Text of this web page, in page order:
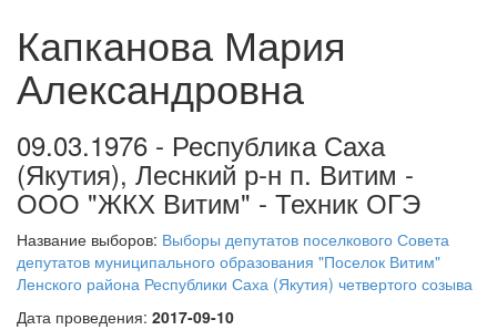
Капканова Мария
Александровна
09.03.1976 - Республика Саха
(Якутия), Леснкий р-н п. Витим -
ООО "ЖКХ Витим" - Техник ОГЭ
Название выборов: Выборы депутатов поселкового Совета
депутатов муниципального образования "Поселок Витим"
Ленского района Республики Саха (Якутия) четвертого созыва
Дата проведения: 2017-09-10